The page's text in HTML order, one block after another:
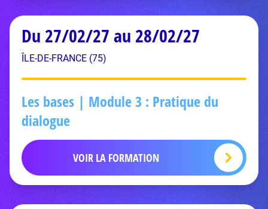
Du 27/02/27 au 28/02/27
ÎLE-DE-FRANCE (75)
Les bases | Module 3 : Pratique du
dialogue
VOIR LA FORMATION